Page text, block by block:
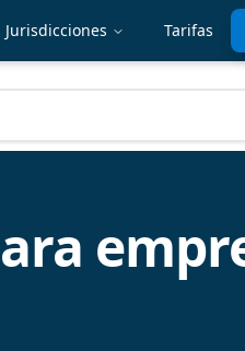
Jurisdicciones Tarifas